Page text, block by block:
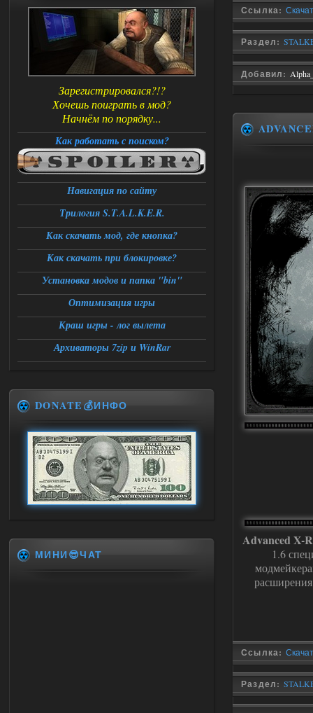
Ссылка:
Раздел:
Добавил:
Advanced X-
1.6
Ссылка:
Раздел:
Зарегистрировался?!?
Хочешь поиграть в мод?
Начнём по порядку...
Как работать с поиском?
Навигация по сайту
Трилогия S.T.A.L.K.E.R.
Как скачать мод, где кнопка?
Как скачать при блокировке?
Установка модов и папка "bin"
Оптимизация игры
Краш игры - лог вылета
Архиваторы 7zip и WinRar
DONATE💰ИНФО
МИНИ😎ЧАТ